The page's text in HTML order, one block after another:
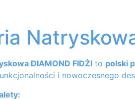
DIAMOND FIDŻI to polski
i nowoczesnego